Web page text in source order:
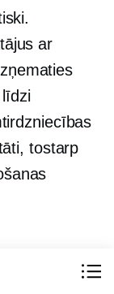
ar
tostarp